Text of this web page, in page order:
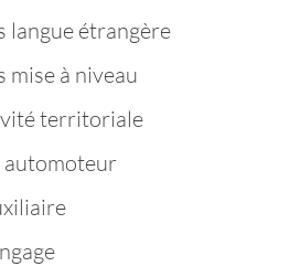
langue étrangère
mise à niveau
territoriale